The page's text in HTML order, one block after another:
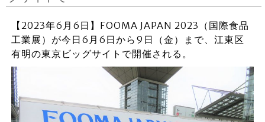
【2023年6月6日】FOOMA JAPAN 2023（国際食品
工業展）が今日6月6日から9日（金）まで、江東区
有明の東京ビッグサイトで開催される。